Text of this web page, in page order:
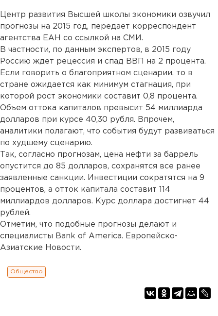
Центр развития Высшей школы экономики озвучил
прогнозы на 2015 год, передает корреспондент
агентства ЕАН со ссылкой на СМИ.
В частности, по данным экспертов, в 2015 году
Россию ждет рецессия и спад ВВП на 2 процента.
Если говорить о благоприятном сценарии, то в
стране ожидается как минимум стагнация, при
которой рост экономики составит 0,8 процента.
Объем оттока капиталов превысит 54 миллиарда
долларов при курсе 40,30 рубля. Впрочем,
аналитики полагают, что события будут развиваться
по худшему сценарию.
Так, согласно прогнозам, цена нефти за баррель
опустится до 85 долларов, сохранятся все ранее
заявленные санкции. Инвестиции сократятся на 9
процентов, а отток капитала составит 114
миллиардов долларов. Курс доллара достигнет 44
рублей.
Отметим, что подобные прогнозы делают и
специалисты Bank of America. Европейско-
Азиатские Новости.
Общество